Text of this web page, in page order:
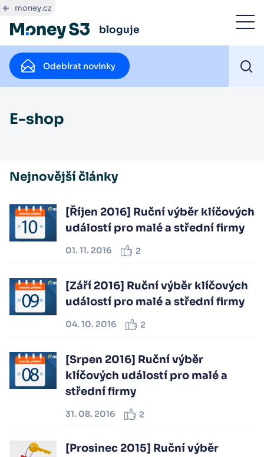
money.cz
bloguje
Odebírat novinky
E-shop
Nejnovější články
[Říjen 2016] Ruční výběr klíčových
událostí pro malé a střední firmy
01. 11. 2016 2
[Září 2016] Ruční výběr klíčových
událostí pro malé a střední firmy
04. 10. 2016 2
[Srpen 2016] Ruční výběr
klíčových událostí pro malé a
střední firmy
31. 08. 2016 2
[Prosinec 2015] Ruční výběr